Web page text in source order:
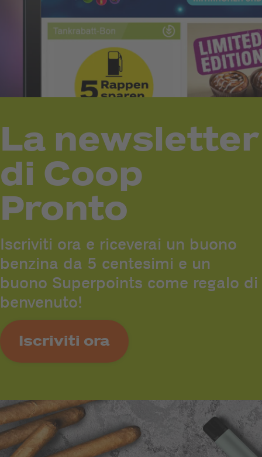
La newsletter
di Coop
Pronto
Iscriviti ora e riceverai un buono
benzina da 5 centesimi e un
buono Superpoints come regalo di
benvenuto!
Iscriviti ora